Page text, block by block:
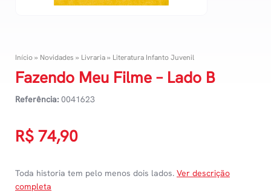
Início» Novidades » Livraria» Literatura Infanto Juvenil
Fazendo Meu Filme – Lado B
Referência: 0041623
R$ 74,90
Toda historia tem pelo menos dois lados. Ver descrição
completa